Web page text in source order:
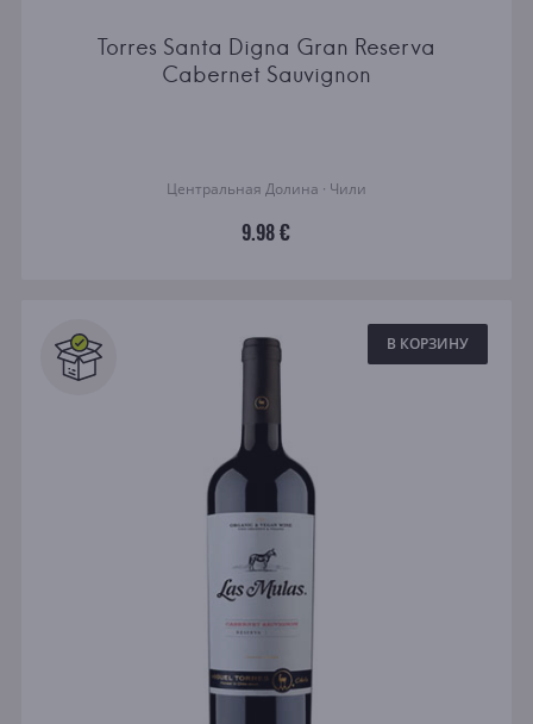
Torres Santa Digna Gran Reserva
Cabernet Sauvignon
Центральная Долина · Чили
9.98 €
В КОРЗИНУ